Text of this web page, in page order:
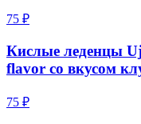
75 ₽
Кислые леденцы
flavor со вкусом
75 ₽